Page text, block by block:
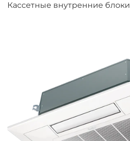
Кассетные внутренние блоки